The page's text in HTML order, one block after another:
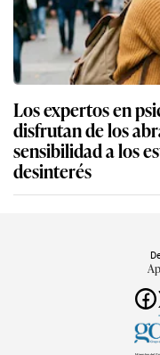
Los expertos en
disfrutan de los
sensibilidad a los
desinterés